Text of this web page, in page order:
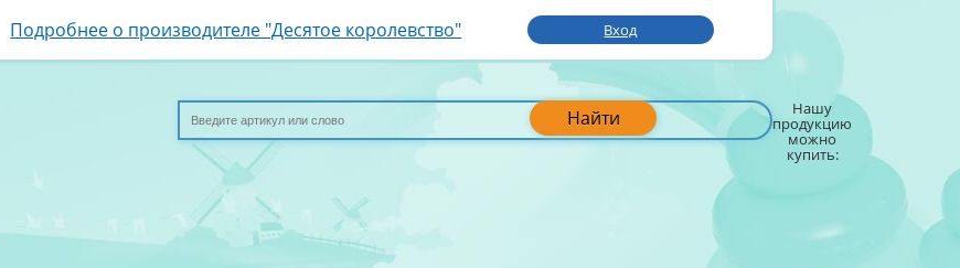
Подробнее о производителе "Десятое королевство" Вход
Найти Нашу
продукцию
можно
купить: